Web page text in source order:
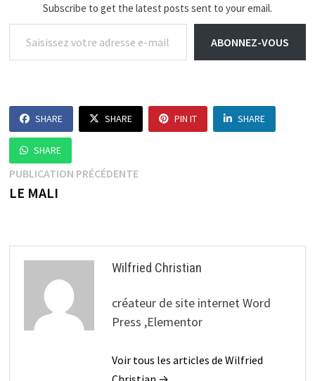
Subscribe to get the latest posts sent to your email.
Saisissez votre adresse e-mail…
ABONNEZ-VOUS
SHARE SHARE PIN IT SHARE
SHARE
Navigation
de
PUBLICATION PRÉCÉDENTEPublication
LE MALI
Wilfried Christian
créateur de site internet Word
Press ,Elementor
Voir tous les articles de Wilfried